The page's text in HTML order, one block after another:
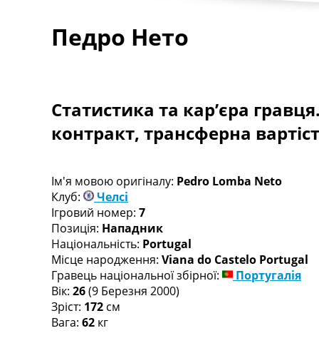
Турніри
Англія. Прем’єр-Ліга
Іспанія. Ла Ліга
Ще Турніри >>>
Чемпіонат Світу. Турнирні таблиці
Таблиця УПЛ
Перша Ліга
Таблиця АПЛ
Таблиця Ла Ліги
Таблиця Ліги Чемпіонів
Всі таблиці >>>
Рейтинги
Рейтинг країн УЄФА
Педро Нето
Статистика та кар’єра
контракт, трансферна
Ім'я мовою оригіналу: Pedro Lomba Neto
Клуб:
Челсі
Ігровий номер: 7
Позиція: Нападник
Національність: Portugal
Місце народження: Viana do Castelo Portugal
Гравець національної збірної:
Португалія
Вік: 26(9 Березня 2000)
Зріст: 172 см
Вага: 62 кг